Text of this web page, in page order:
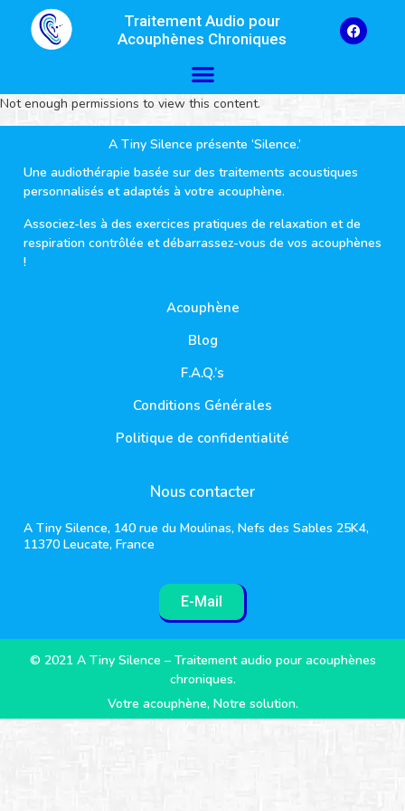
Traitement Audio pour
Acouphènes Chroniques
Not enough permissions to view this content.
A Tiny Silence présente ‘Silence.’
Une audiothérapie basée sur des traitements acoustiques
personnalisés et adaptés à votre acouphène.
Associez-les à des exercices pratiques de relaxation et de
respiration contrôlée et débarrassez-vous de vos acouphènes
!
Acouphène
Blog
F.A.Q.’s
Conditions Générales
Politique de confidentialité
Nous contacter
A Tiny Silence, 140 rue du Moulinas, Nefs des Sables 25K4,
11370 Leucate, France
E-Mail
© 2021 A Tiny Silence – Traitement audio pour acouphènes
chroniques.
Votre acouphène, Notre solution.